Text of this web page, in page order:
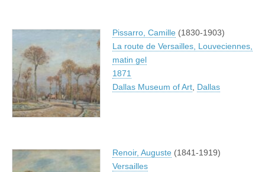
Pissarro, Camille (1830-1903)
La route de Versailles, Louveciennes,
matin gel
1871
Dallas Museum of Art, Dallas
Renoir, Auguste (1841-1919)
Versailles